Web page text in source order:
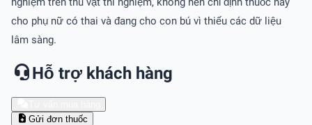
cho phụ nữ có thai và đang cho con bú vì thiếu các dữ liệu
lâm sàng.
Hỗ trợ khách hàng
Gửi đơn thuốc